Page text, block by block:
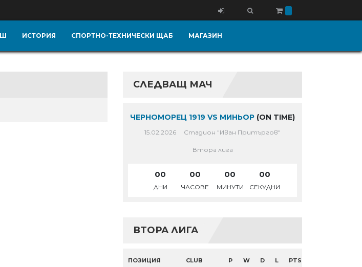
ИСТОРИЯ СПОРТНО-ТЕХНИЧЕСКИ ЩАБ МАГАЗИН
СЛЕДВАЩ МАЧ
ЧЕРНОМОРЕЦ 1919 VS МИНЬОР (ON TIME)
15.02.2026 Стадион "Иван Притъргов"
Втора лига
00
ДНИ
00
ЧАСОВЕ
00
МИНУТИ
00
СЕКУДНИ
ВТОРА ЛИГА
ПОЗИЦИЯ CLUB P W D L PTS